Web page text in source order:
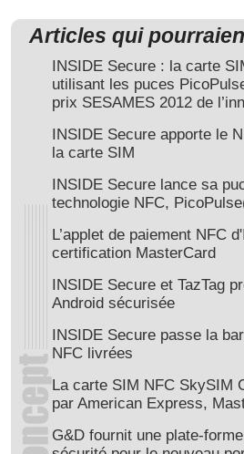
Articles qui
INSIDE Secure : la carte
utilisant les puces
prix SESAMES 2012 de
INSIDE Secure apporte le
la carte SIM
INSIDE Secure lance sa
technologie NFC,
L’applet de paiement NFC
certification MasterCard
INSIDE Secure et TazTag
Android sécurisée
INSIDE Secure passe la
NFC livrées
La carte SIM NFC SkySIM
par American Express,
G&D fournit une plate-